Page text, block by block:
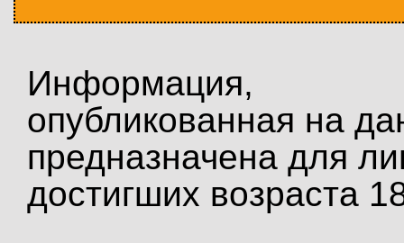
Информация,
опубликованная на
предназначена для
достигших возраста